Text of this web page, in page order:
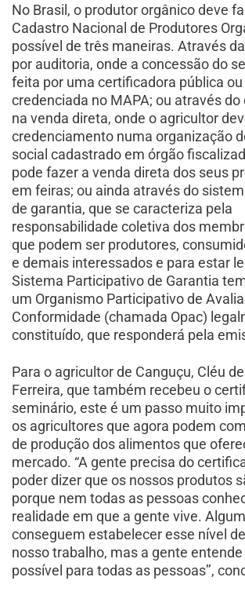
No Brasil, o produtor orgânico deve
Cadastro Nacional de Produtores
possível de três maneiras. Através
por auditoria, onde a concessão do
feita por uma certificadora pública
credenciada no MAPA; ou através
na venda direta, onde o agricultor
credenciamento numa organização
social cadastrado em órgão
pode fazer a venda direta dos seus
em feiras; ou ainda através do
de garantia, que se caracteriza pela
responsabilidade coletiva dos
que podem ser produtores,
e demais interessados e para estar
Sistema Participativo de Garantia
um Organismo Participativo de
Conformidade (chamada Opac)
constituído, que responderá pela
Para o agricultor de Canguçu, Cléu
Ferreira, que também recebeu o
seminário, este é um passo muito
os agricultores que agora podem
de produção dos alimentos que
mercado. “A gente precisa do
poder dizer que os nossos produtos
porque nem todas as pessoas
realidade em que a gente vive.
conseguem estabelecer esse nível
nosso trabalho, mas a gente
possível para todas as pessoas’’,